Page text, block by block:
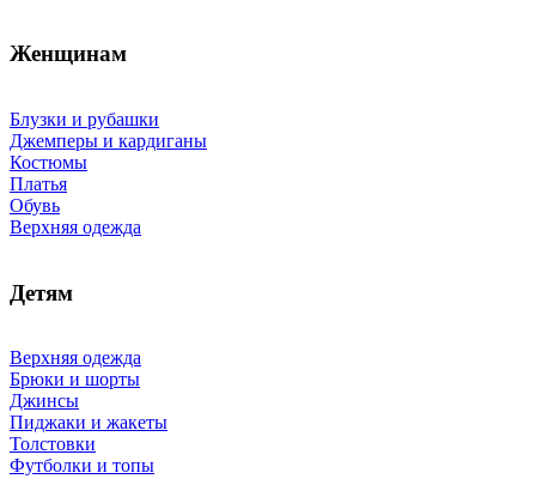
Женщинам
Блузки и рубашки
Джемперы и кардиганы
Костюмы
Платья
Обувь
Верхняя одежда
Детям
Верхняя одежда
Брюки и шорты
Джинсы
Пиджаки и жакеты
Толстовки
Футболки и топы